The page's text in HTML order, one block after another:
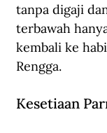
tanpa digaji
terbawah
kembali ke
Rengga.
Kesetiaan